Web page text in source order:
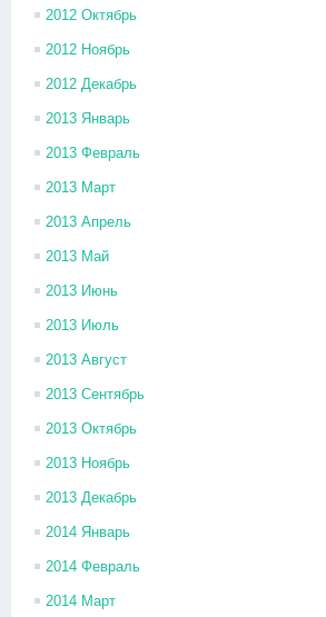
2012 Октябрь
2012 Ноябрь
2012 Декабрь
2013 Январь
2013 Февраль
2013 Март
2013 Апрель
2013 Май
2013 Июнь
2013 Июль
2013 Август
2013 Сентябрь
2013 Октябрь
2013 Ноябрь
2013 Декабрь
2014 Январь
2014 Февраль
2014 Март